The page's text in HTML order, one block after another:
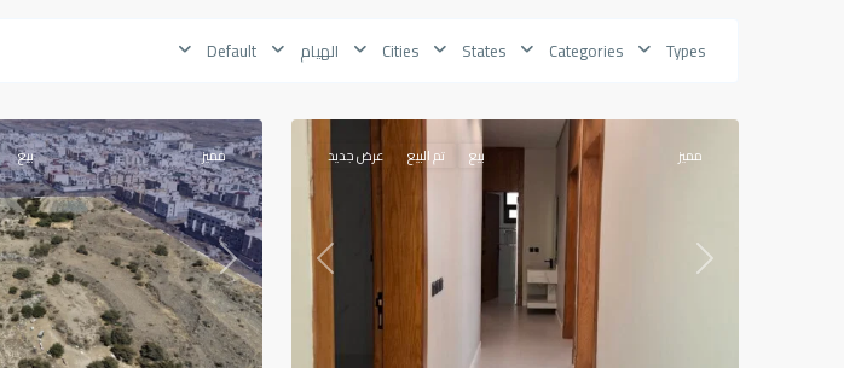
Types
Categories
States
Cities الهيام
Default
الهيام
Previous Next
مميز بيع تم البيع عرض جديد
Next
مميز بيع